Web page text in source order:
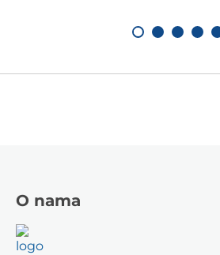
O nama